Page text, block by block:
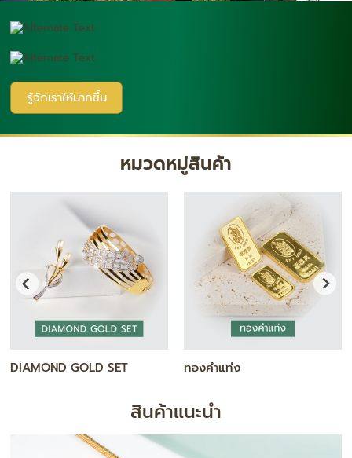
รู้จักเราให้มากขึ้น
หมวดหมู่สินค้า
DIAMOND GOLD SET ทองคำแท่ง
สินค้าแนะนำ